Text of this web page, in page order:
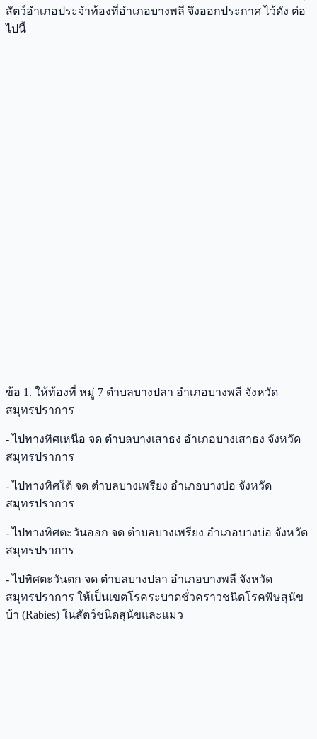
สัตว์อําเภอประจําท้องที่อําเภอบางพลี จึงออกประกาศ ไว้ดัง ต่อ
ไปนี้
ข้อ 1. ให้ท้องที่ หมู่ 7 ตําบลบางปลา อําเภอบางพลี จังหวัด
สมุทรปราการ
- ไปทางทิศเหนือ จด ตําบลบางเสาธง อําเภอบางเสาธง จังหวัด
สมุทรปราการ
- ไปทางทิศใต้ จด ตําบลบางเพรียง อําเภอบางบ่อ จังหวัด
สมุทรปราการ
- ไปทางทิศตะวันออก จด ตําบลบางเพรียง อําเภอบางบ่อ จังหวัด
สมุทรปราการ
- ไปทิศตะวันตก จด ตําบลบางปลา อําเภอบางพลี จังหวัด
สมุทรปราการ ให้เป็นเขตโรคระบาดชั่วคราวชนิดโรคพิษสุนัข
บ้า (Rabies) ในสัตว์ชนิดสุนัขและแมว